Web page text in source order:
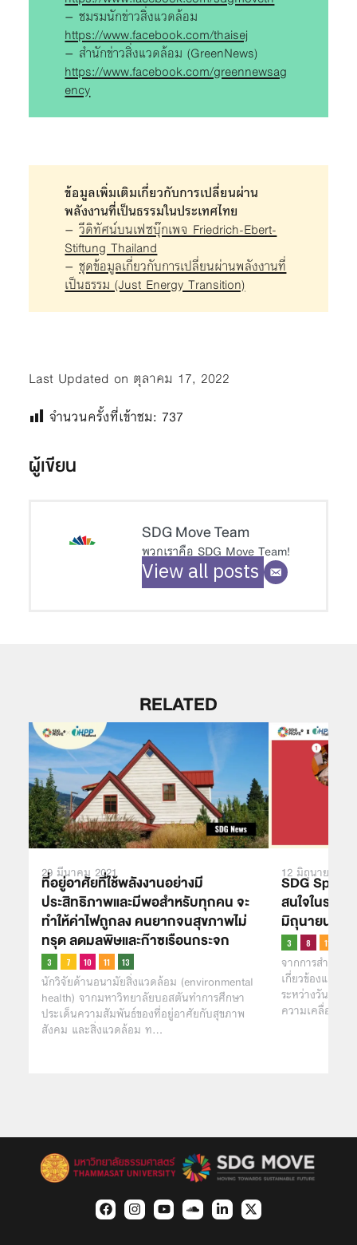
– ชมรมนักข่าวสิ่งแวดล้อม
https://www.facebook.com/thaisej
– สำนักข่าวสิ่งแวดล้อม (GreenNews)
https://www.facebook.com/greennewsag
ency
ข้อมูลเพิ่มเติมเกี่ยวกับการเปลี่ยนผ่าน
พลังงานที่เป็นธรรมในประเทศไทย
–วีดิทัศน์บนเฟซบุ๊กเพจ Friedrich-Ebert-
Stiftung Thailand
–ชุดข้อมูลเกี่ยวกับการเปลี่ยนผ่านพลังงานที่
เป็นธรรม (Just Energy Transition)
Last Updated on ตุลาคม 17, 2022
จำนวนครั้งที่เข้าชม: 737
ผู้เขียน
SDG Move Team
พวกเราคือ SDG Move Team!
View all posts
RELATED
29 มีนาคม 2021
ที่อยู่อาศัยที่ใช้พลังงานอย่างมี
ประสิทธิภาพและมีพอสำหรับทุกคน จะ
ทำให้ค่าไฟถูกลง คนยากจนสุขภาพไม่
ทรุด ลดมลพิษและก๊าซเรือนกระจก
นักวิจัยด้านอนามัยสิ่งแวดล้อม (environmental
health) จากมหาวิทยาลัยบอสตันทำการศึกษา
ประเด็นความสัมพันธ์ของที่อยู่อาศัยกับสุขภาพ
สังคม และสิ่งแวดล้อม ท…
12 มิถุนายน
SDG
สนใจในรอบ
มิถุนายน
จากการสำรวจ
เกี่ยวข้องและส่
ระหว่างวันที่ 3
ความเคลื่อนไห